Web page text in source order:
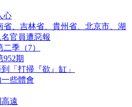
心
省、吉林省、貴州省、北京市、湖
官員遭惡報
季（7）
952期
「打掃『欲』缸」
些體會
遠